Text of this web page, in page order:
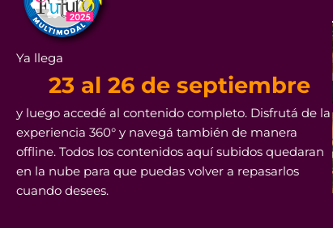
Ya llega
23 al 26 de septiembre
y luego accedé al contenido completo. Disfrutá de la
experiencia 360° y navegá también de manera
offline. Todos los contenidos aquí subidos quedaran
en la nube para que puedas volver a repasarlos
cuando desees.